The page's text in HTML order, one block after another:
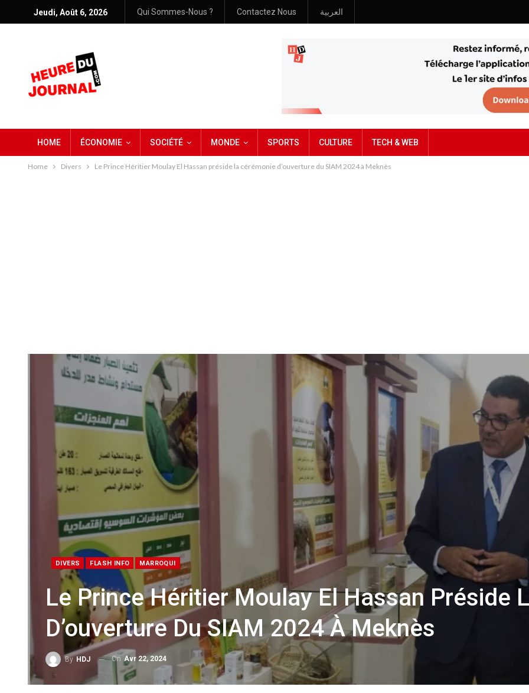
Jeudi, Août 6, 2026 Qui Sommes-Nous ? Contactez Nous العربية
HOME ÉCONOMIE SOCIÉTÉ MONDE SPORTS CULTURE TECH & WEB
Home Divers Le Prince Héritier Moulay El Hassan préside la cérémonie d’ouverture du SIAM 2024 à Meknès
DIVERS FLASH INFO MARROQUI
Le Prince Héritier Moulay El Hassan Préside
D’ouverture Du SIAM 2024 À Meknès
By HDJ On Avr 22, 2024